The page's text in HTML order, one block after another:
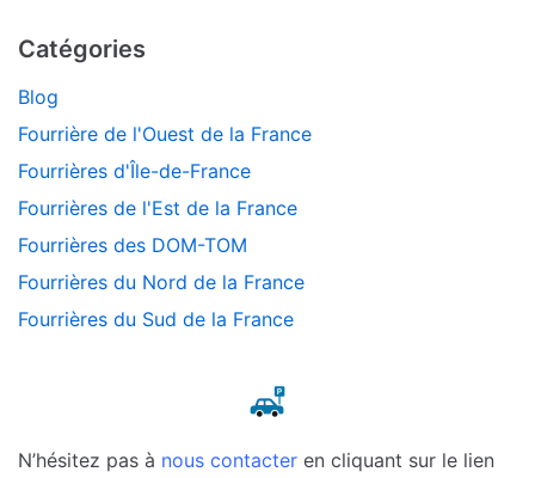
Catégories
Blog
Fourrière de l'Ouest de la France
Fourrières d'Île-de-France
Fourrières de l'Est de la France
Fourrières des DOM-TOM
Fourrières du Nord de la France
Fourrières du Sud de la France
N’hésitez pas à nous contacter en cliquant sur le lien